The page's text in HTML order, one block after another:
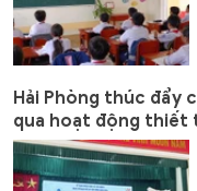
Hải Phòng thúc đẩy
qua hoạt động thiết